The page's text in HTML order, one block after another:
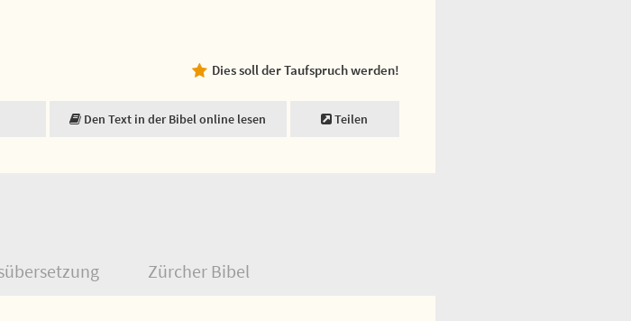
Dies soll der Taufspruch werden!
Den Text in der Bibel online lesen Teilen
Zürcher Bibel